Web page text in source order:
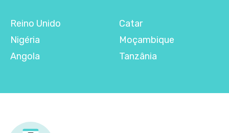
Reino Unido
Nigéria
Angola
Catar
Moçambique
Tanzânia